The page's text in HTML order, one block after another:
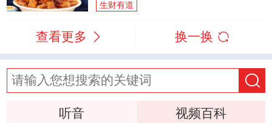
生财有道
查看更多 换一换
听音
视频百科